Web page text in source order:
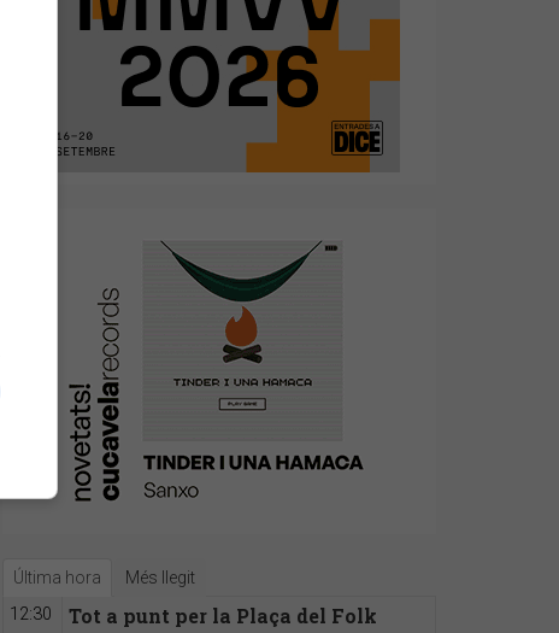
Última hora Més llegit
12:30
Tot a punt per la Plaça del Folk